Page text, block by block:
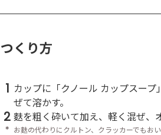
つくり方
1 カップに「クノール カップスー
ぜて溶かす。
2 麩を粗く砕いて加え、軽く混ぜ、
＊ お麩の代わりにクルトン、クラッカーでもお